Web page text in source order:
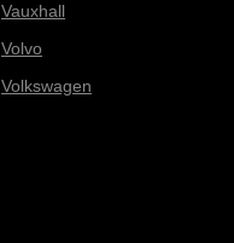
Vauxhall
Volvo
Volkswagen